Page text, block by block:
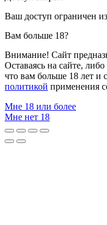
Ваш доступ ограничен
Вам больше 18?
Внимание! Сайт
Оставаясь на сайте,
что вам больше 18 лет и
политикой применения
Мне 18 или более
Мне нет 18